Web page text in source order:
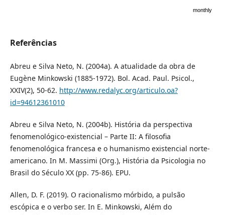
monthly
Referências
Abreu e Silva Neto, N. (2004a). A atualidade da obra de
Eugène Minkowski (1885-1972). Bol. Acad. Paul. Psicol.,
XXIV(2), 50-62. http://www.redalyc.org/articulo.oa?
id=94612361010
Abreu e Silva Neto, N. (2004b). História da perspectiva
fenomenológico-existencial – Parte II: A filosofia
fenomenológica francesa e o humanismo existencial norte-
americano. In M. Massimi (Org.), História da Psicologia no
Brasil do Século XX (pp. 75-86). EPU.
Allen, D. F. (2019). O racionalismo mórbido, a pulsão
escópica e o verbo ser. In E. Minkowski, Além do